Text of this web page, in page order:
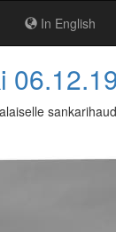
In English